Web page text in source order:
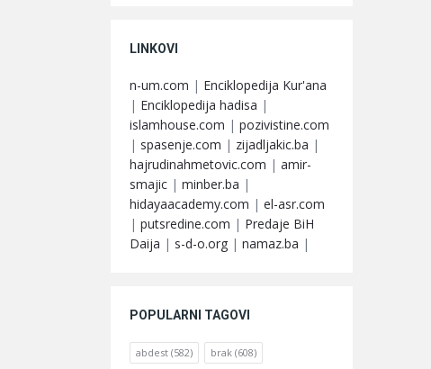
LINKOVI
n-um.com | Enciklopedija Kur'ana
| Enciklopedija hadisa |
islamhouse.com | pozivistine.com
| spasenje.com | zijadljakic.ba |
hajrudinahmetovic.com | amir-
smajic | minber.ba |
hidayaacademy.com | el-asr.com
| putsredine.com | Predaje BiH
Daija | s-d-o.org | namaz.ba |
POPULARNI TAGOVI
abdest (582) brak (608)